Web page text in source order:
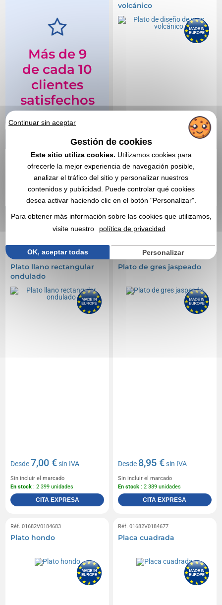
Más de 9
de cada 10
clientes
satisfechos
El 94% de nuestros
satisfechos con sus
pedidos de
productos
personalizados y
recomiendan Vegea.
volcánico
Desde9,22 €sin IVA
En stock: 2 513 unidades
CITA EXPRESA
Réf. 01682V0184684
Plato llano rectangular
ondulado
Desde 7,00 €sin IVA
Sin incluir el marcado
En stock : 2 399 unidades
CITA EXPRESA
Réf. 01682V0184671
Plato de gres jaspeado
Desde 8,95 €sin IVA
Sin incluir el marcado
En stock : 2 389 unidades
CITA EXPRESA
Réf. 01682V0184683
Plato hondo
Réf. 01682V0184677
Placa cuadrada
Continuar sin aceptar
Gestión de cookies
Este sitio utiliza cookies. Utilizamos cookies para
ofrecerle la mejor experiencia de navegación posible,
analizar el tráfico del sitio y personalizar nuestros
contenidos y publicidad. Puede controlar qué cookies
desea activar haciendo clic en el botón "Personalizar".
Para obtener más información sobre las cookies que utilizamos,
visite nuestro
política de privacidad
OK, aceptar todas Personalizar